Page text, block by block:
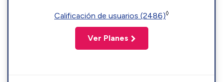
Calificación de usuarios (2486)◊
Ver Planes